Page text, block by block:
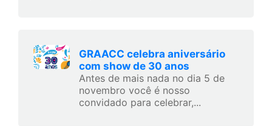
GRAACC celebra aniversário
com show de 30 anos
Antes de mais nada no dia 5 de
novembro você é nosso
convidado para celebrar,...